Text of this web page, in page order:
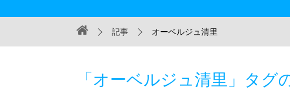
記事 オーベルジュ清里
「オーベルジュ清里」タグ